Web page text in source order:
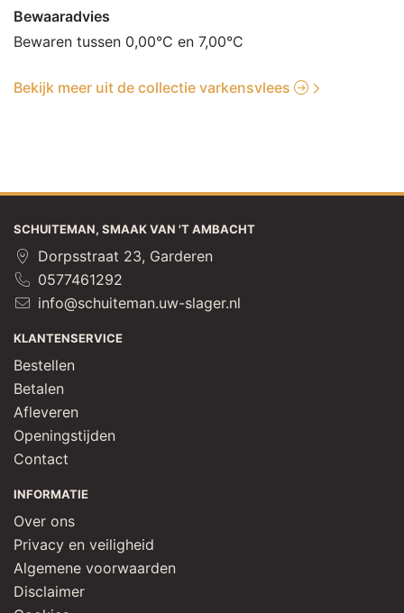
koriander, kardemom], paprikapoeder, dextrose,
GERSTemoutextract (GLUTEN), suiker, emulgator:
E472e], zout, specerij [paprikapoeder, nootmuskaat,
witte peper, korianderzaad, kurkuma, foelie,
kruidnagel], aroma, maltodextrine, uipoeder,
Bewaaradvies
Bewaren tussen 0,00°C en 7,00°C
Bekijk meer uit de collectie varkensvlees
SCHUITEMAN, SMAAK VAN 'T AMBACHT
Dorpsstraat 23, Garderen
0577461292
info@schuiteman.uw-slager.nl
KLANTENSERVICE
Bestellen
Betalen
Afleveren
Openingstijden
Contact
INFORMATIE
Over ons
Privacy en veiligheid
Algemene voorwaarden
Disclaimer